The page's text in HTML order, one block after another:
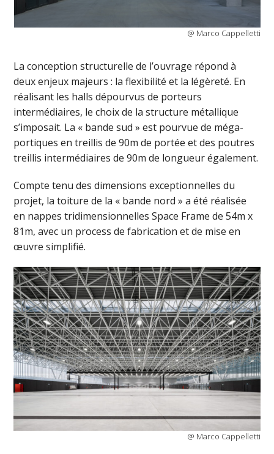
@ Marco Cappelletti
La conception structurelle de l’ouvrage répond à
deux enjeux majeurs : la flexibilité et la légèreté. En
réalisant les halls dépourvus de porteurs
intermédiaires, le choix de la structure métallique
s’imposait. La « bande sud » est pourvue de méga-
portiques en treillis de 90m de portée et des poutres
treillis intermédiaires de 90m de longueur également.
Compte tenu des dimensions exceptionnelles du
projet, la toiture de la « bande nord » a été réalisée
en nappes tridimensionnelles Space Frame de 54m x
81m, avec un process de fabrication et de mise en
œuvre simplifié.
@ Marco Cappelletti